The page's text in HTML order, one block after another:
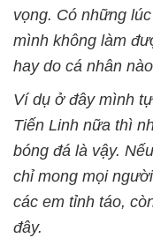
vọng. Có những
mình không làm
hay do cá nhân
Ví dụ ở đây mình
Tiến Linh nữa thì
bóng đá là vậy.
chỉ mong mọi
các em tỉnh táo,
đây.